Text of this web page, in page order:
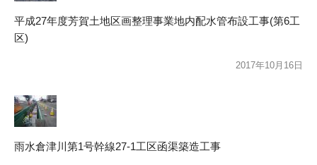
平成27年度芳賀土地区画整理事業地内配水管布設工事(第6工
区)
2017年10月16日
雨水倉津川第1号幹線27-1工区函渠築造工事